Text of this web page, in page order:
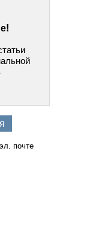
почте